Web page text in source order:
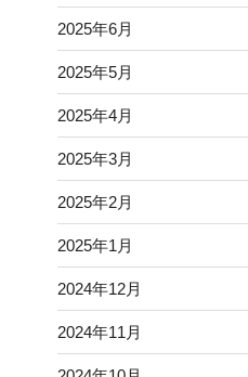
2025年6月
2025年5月
2025年4月
2025年3月
2025年2月
2025年1月
2024年12月
2024年11月